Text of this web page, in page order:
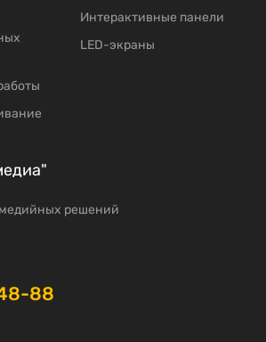
Интерактивные панели
LED-экраны
решений
88